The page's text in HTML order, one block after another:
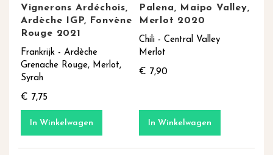
Vignerons Ardéchois,
Ardèche IGP, Fonvène
Rouge 2021
Frankrijk - Ardèche
Grenache Rouge, Merlot,
Syrah
€ 7,75
In Winkelwagen
Palena, Maipo Valley,
Merlot 2020
Chili - Central Valley
Merlot
€ 7,90
In Winkelwagen